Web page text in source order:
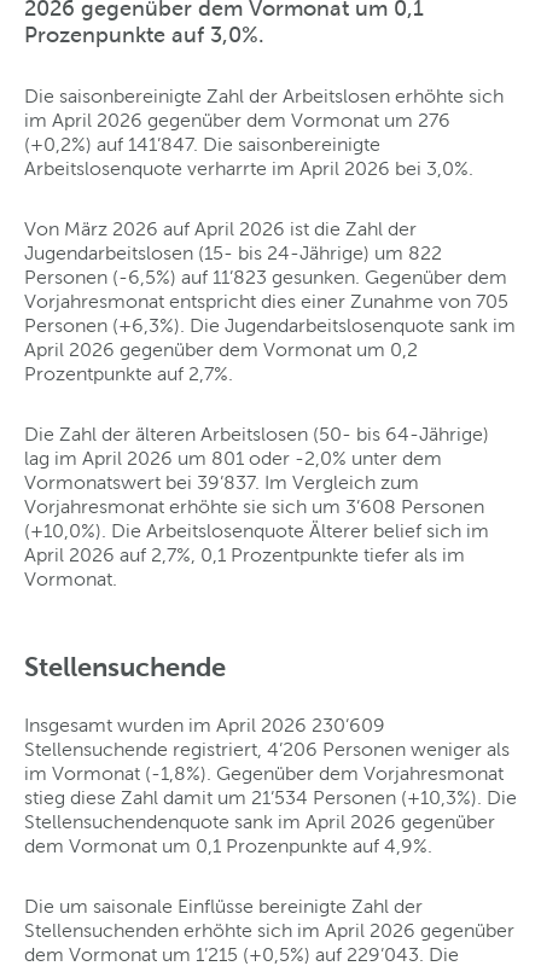
2026 gegenüber dem Vormonat um 0,1
Prozenpunkte auf 3,0%.
Die saisonbereinigte Zahl der Arbeitslosen erhöhte sich
im April 2026 gegenüber dem Vormonat um 276
(+0,2%) auf 141’847. Die saisonbereinigte
Arbeitslosenquote verharrte im April 2026 bei 3,0%.
Von März 2026 auf April 2026 ist die Zahl der
Jugendarbeitslosen (15- bis 24-Jährige) um 822
Personen (-6,5%) auf 11’823 gesunken. Gegenüber dem
Vorjahresmonat entspricht dies einer Zunahme von 705
Personen (+6,3%). Die Jugendarbeitslosenquote sank im
April 2026 gegenüber dem Vormonat um 0,2
Prozentpunkte auf 2,7%.
Die Zahl der älteren Arbeitslosen (50- bis 64-Jährige)
lag im April 2026 um 801 oder -2,0% unter dem
Vormonatswert bei 39’837. Im Vergleich zum
Vorjahresmonat erhöhte sie sich um 3’608 Personen
(+10,0%). Die Arbeitslosenquote Älterer belief sich im
April 2026 auf 2,7%, 0,1 Prozentpunkte tiefer als im
Vormonat.
Stellensuchende
Insgesamt wurden im April 2026 230’609
Stellensuchende registriert, 4’206 Personen weniger als
im Vormonat (-1,8%). Gegenüber dem Vorjahresmonat
stieg diese Zahl damit um 21’534 Personen (+10,3%). Die
Stellensuchendenquote sank im April 2026 gegenüber
dem Vormonat um 0,1 Prozenpunkte auf 4,9%.
Die um saisonale Einflüsse bereinigte Zahl der
Stellensuchenden erhöhte sich im April 2026 gegenüber
dem Vormonat um 1’215 (+0,5%) auf 229’043. Die